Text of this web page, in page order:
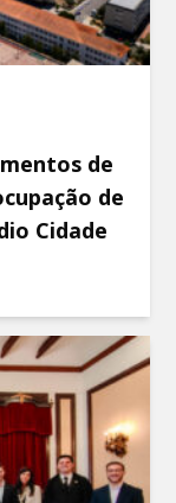
de
de
Cidade